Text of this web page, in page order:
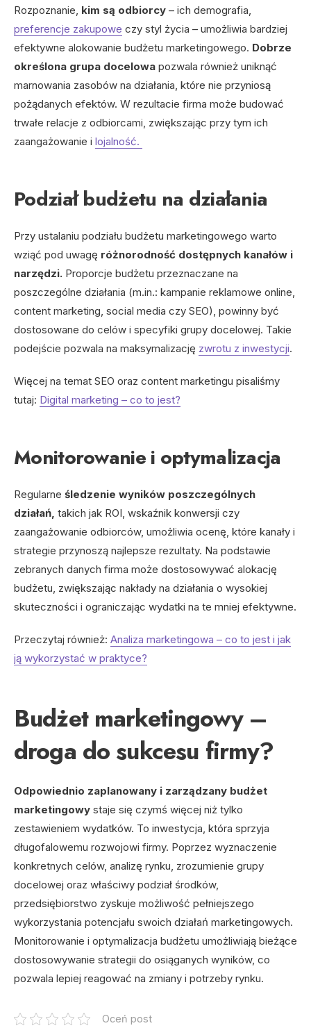
Rozpoznanie, kim są odbiorcy – ich demografia,
preferencje zakupowe czy styl życia – umożliwia bardziej
efektywne alokowanie budżetu marketingowego. Dobrze
określona grupa docelowa pozwala również uniknąć
marnowania zasobów na działania, które nie przyniosą
pożądanych efektów. W rezultacie firma może budować
trwałe relacje z odbiorcami, zwiększając przy tym ich
zaangażowanie i lojalność.
Podział budżetu na działania
Przy ustalaniu podziału budżetu marketingowego warto
wziąć pod uwagę różnorodność dostępnych kanałów i
narzędzi. Proporcje budżetu przeznaczane na
poszczególne działania (m.in.: kampanie reklamowe online,
content marketing, social media czy SEO), powinny być
dostosowane do celów i specyfiki grupy docelowej. Takie
podejście pozwala na maksymalizację zwrotu z inwestycji.
Więcej na temat SEO oraz content marketingu pisaliśmy
tutaj: Digital marketing – co to jest?
Monitorowanie i optymalizacja
Regularne śledzenie wyników poszczególnych
działań, takich jak ROI, wskaźnik konwersji czy
zaangażowanie odbiorców, umożliwia ocenę, które kanały i
strategie przynoszą najlepsze rezultaty. Na podstawie
zebranych danych firma może dostosowywać alokację
budżetu, zwiększając nakłady na działania o wysokiej
skuteczności i ograniczając wydatki na te mniej efektywne.
Przeczytaj również: Analiza marketingowa – co to jest i jak
ją wykorzystać w praktyce?
Budżet marketingowy –
droga do sukcesu firmy?
Odpowiednio zaplanowany i zarządzany budżet
marketingowy staje się czymś więcej niż tylko
zestawieniem wydatków. To inwestycja, która sprzyja
długofalowemu rozwojowi firmy. Poprzez wyznaczenie
konkretnych celów, analizę rynku, zrozumienie grupy
docelowej oraz właściwy podział środków,
przedsiębiorstwo zyskuje możliwość pełniejszego
wykorzystania potencjału swoich działań marketingowych.
Monitorowanie i optymalizacja budżetu umożliwiają bieżące
dostosowywanie strategii do osiąganych wyników, co
pozwala lepiej reagować na zmiany i potrzeby rynku.
Oceń post